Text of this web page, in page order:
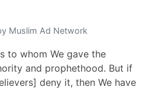
Muslim Ad Network
to whom We gave the
and prophethood. But if
deny it, then We have